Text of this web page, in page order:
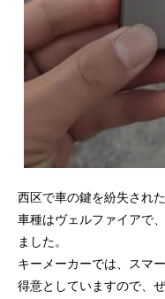
西区で車の鍵を紛失され
車種はヴェルファイアで
ました。
キーメーカーでは、スマ
得意としていますので、